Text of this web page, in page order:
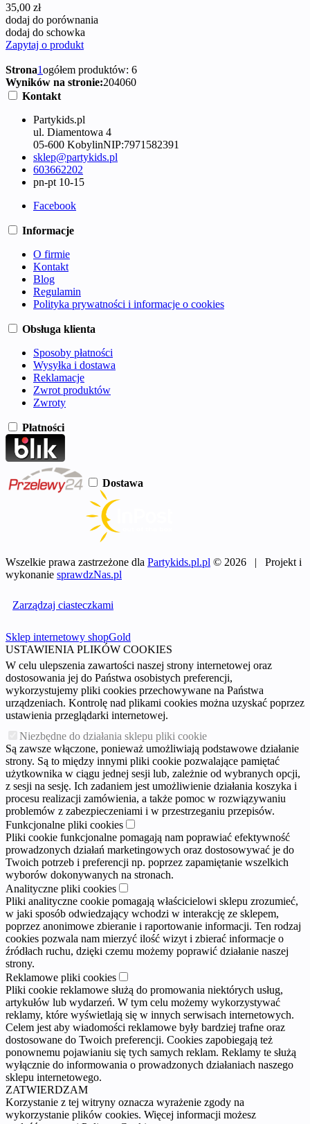
35,00 zł
dodaj do porównania
dodaj do schowka
Zapytaj o produkt
Strona1ogółem produktów: 6
Wyników na stronie:204060
Kontakt
Partykids.pl
ul. Diamentowa 4
05-600 KobylinNIP:7971582391
sklep@partykids.pl
603662202
pn-pt 10-15
Facebook
Informacje
O firmie
Kontakt
Blog
Regulamin
Polityka prywatności i informacje o cookies
Obsługa klienta
Sposoby płatności
Wysyłka i dostawa
Reklamacje
Zwrot produktów
Zwroty
Płatności
Dostawa
Wszelkie prawa zastrzeżone dla Partykids.pl.pl © 2026 | Projekt i
wykonanie sprawdzNas.pl
Zarządzaj ciasteczkami
Sklep internetowy shopGold
USTAWIENIA PLIKÓW COOKIES
W celu ulepszenia zawartości naszej strony internetowej oraz
dostosowania jej do Państwa osobistych preferencji,
wykorzystujemy pliki cookies przechowywane na Państwa
urządzeniach. Kontrolę nad plikami cookies można uzyskać poprzez
ustawienia przeglądarki internetowej.
Niezbędne do działania sklepu pliki cookie
Są zawsze włączone, ponieważ umożliwiają podstawowe działanie
strony. Są to między innymi pliki cookie pozwalające pamiętać
użytkownika w ciągu jednej sesji lub, zależnie od wybranych opcji,
z sesji na sesję. Ich zadaniem jest umożliwienie działania koszyka i
procesu realizacji zamówienia, a także pomoc w rozwiązywaniu
problemów z zabezpieczeniami i w przestrzeganiu przepisów.
Funkcjonalne pliki cookies
Pliki cookie funkcjonalne pomagają nam poprawiać efektywność
prowadzonych działań marketingowych oraz dostosowywać je do
Twoich potrzeb i preferencji np. poprzez zapamiętanie wszelkich
wyborów dokonywanych na stronach.
Analityczne pliki cookies
Pliki analityczne cookie pomagają właścicielowi sklepu zrozumieć,
w jaki sposób odwiedzający wchodzi w interakcję ze sklepem,
poprzez anonimowe zbieranie i raportowanie informacji. Ten rodzaj
cookies pozwala nam mierzyć ilość wizyt i zbierać informacje o
źródłach ruchu, dzięki czemu możemy poprawić działanie naszej
strony.
Reklamowe pliki cookies
Pliki cookie reklamowe służą do promowania niektórych usług,
artykułów lub wydarzeń. W tym celu możemy wykorzystywać
reklamy, które wyświetlają się w innych serwisach internetowych.
Celem jest aby wiadomości reklamowe były bardziej trafne oraz
dostosowane do Twoich preferencji. Cookies zapobiegają też
ponownemu pojawianiu się tych samych reklam. Reklamy te służą
wyłącznie do informowania o prowadzonych działaniach naszego
sklepu internetowego.
ZATWIERDZAM
Korzystanie z tej witryny oznacza wyrażenie zgody na
wykorzystanie plików cookies. Więcej informacji możesz